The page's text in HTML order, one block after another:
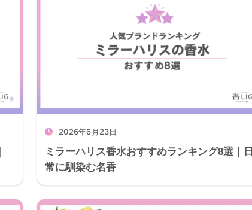
2026年6月23日
ミラーハリス香水おすすめランキング8選｜日
常に馴染む名香